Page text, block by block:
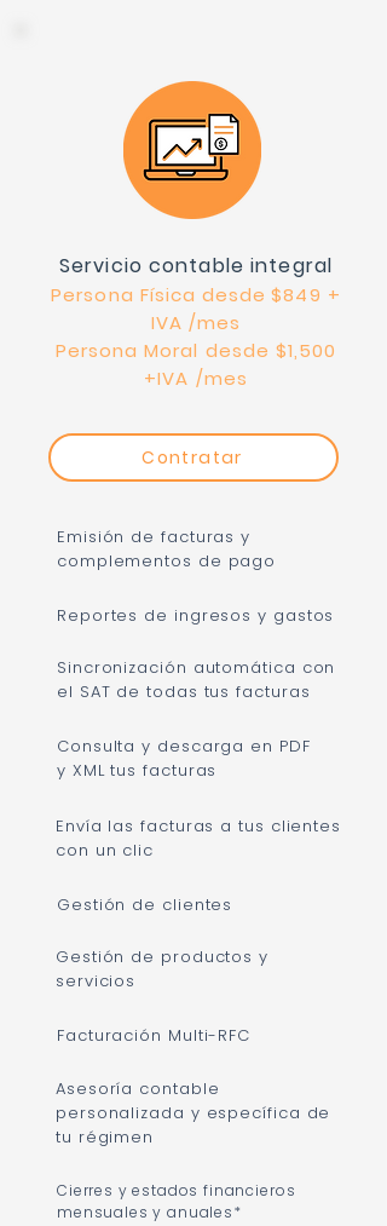
Servicio contable integral
Persona Física desde $849 +
IVA /mes
Persona Moral desde $1,500
+IVA /mes
Contratar
Emisión de facturas y
complementos de pago
Reportes de ingresos y gastos
Sincronización automática con
el SAT de todas tus facturas
Consulta y descarga en PDF
y XML tus facturas
Envía las facturas a tus clientes
con un clic
Gestión de clientes
Gestión de productos y
servicios
Facturación Multi-RFC
Asesoría contable
personalizada y específica de
tu régimen
Cierres y estados financieros
mensuales y anuales*